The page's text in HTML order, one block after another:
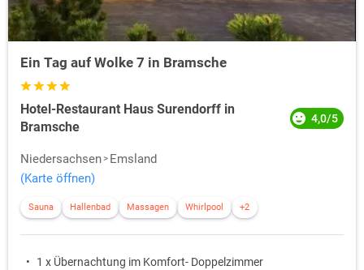
Ein Tag auf Wolke 7 in Bramsche
Hotel-Restaurant Haus Surendorff in
Bramsche
4,0/5
Niedersachsen
Emsland
(Karte öffnen)
Sauna Hallenbad Massagen Whirlpool +2
1 x Übernachtung im Komfort- Doppelzimmer